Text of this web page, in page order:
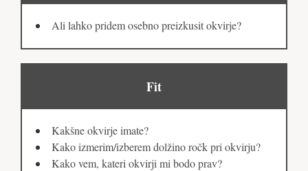
Ali lahko pridem osebno preizkusit okvirje?
Fit
Kakšne okvirje imate?
Kako izmerim/izberem dolžino ročk pri okvirju?
Kako vem, kateri okvirji mi bodo prav?